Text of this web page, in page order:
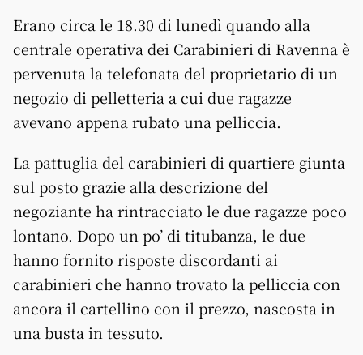
Erano circa le 18.30 di lunedì quando alla
centrale operativa dei Carabinieri di Ravenna è
pervenuta la telefonata del proprietario di un
negozio di pelletteria a cui due ragazze
avevano appena rubato una pelliccia.
La pattuglia del carabinieri di quartiere giunta
sul posto grazie alla descrizione del
negoziante ha rintracciato le due ragazze poco
lontano. Dopo un po’ di titubanza, le due
hanno fornito risposte discordanti ai
carabinieri che hanno trovato la pelliccia con
ancora il cartellino con il prezzo, nascosta in
una busta in tessuto.